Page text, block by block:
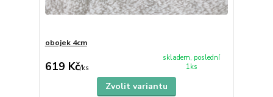
obojek 4cm
619 Kč/ks
skladem, poslední
1ks
Zvolit variantu